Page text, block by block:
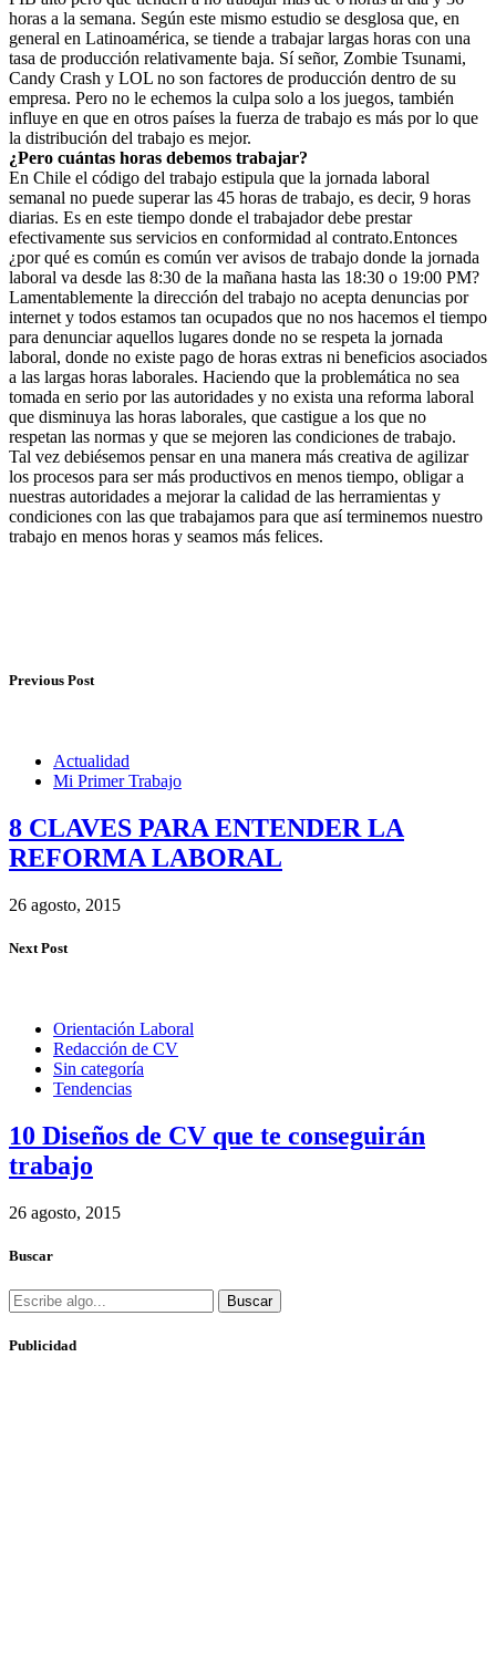
horas a la semana. Según este mismo estudio se desglosa que, en
general en Latinoamérica, se tiende a trabajar largas horas con una
tasa de producción relativamente baja. Sí señor, Zombie Tsunami,
Candy Crash y LOL no son factores de producción dentro de su
empresa. Pero no le echemos la culpa solo a los juegos, también
influye en que en otros países la fuerza de trabajo es más por lo que
la distribución del trabajo es mejor.
¿Pero cuántas horas debemos trabajar?
En Chile el código del trabajo estipula que la jornada laboral
semanal no puede superar las 45 horas de trabajo, es decir, 9 horas
diarias. Es en este tiempo donde el trabajador debe prestar
efectivamente sus servicios en conformidad al contrato.Entonces
¿por qué es común es común ver avisos de trabajo donde la jornada
laboral va desde las 8:30 de la mañana hasta las 18:30 o 19:00 PM?
Lamentablemente la dirección del trabajo no acepta denuncias por
internet y todos estamos tan ocupados que no nos hacemos el tiempo
para denunciar aquellos lugares donde no se respeta la jornada
laboral, donde no existe pago de horas extras ni beneficios asociados
a las largas horas laborales. Haciendo que la problemática no sea
tomada en serio por las autoridades y no exista una reforma laboral
que disminuya las horas laborales, que castigue a los que no
respetan las normas y que se mejoren las condiciones de trabajo.
Tal vez debiésemos pensar en una manera más creativa de agilizar
los procesos para ser más productivos en menos tiempo, obligar a
nuestras autoridades a mejorar la calidad de las herramientas y
condiciones con las que trabajamos para que así terminemos nuestro
trabajo en menos horas y seamos más felices.
Previous Post
Actualidad
Mi Primer Trabajo
8 CLAVES PARA ENTENDER LA
REFORMA LABORAL
26 agosto, 2015
Next Post
Orientación Laboral
Redacción de CV
Sin categoría
Tendencias
10 Diseños de CV que te conseguirán
trabajo
26 agosto, 2015
Buscar
Buscar
Publicidad